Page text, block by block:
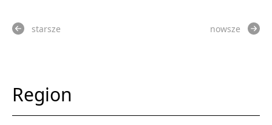
starsze nowsze
Region